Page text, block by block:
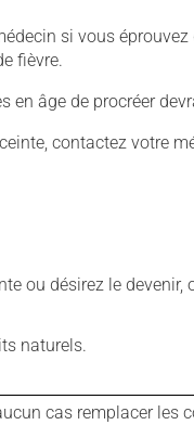
si vous
fièvre.
âge de procréer
contactez votre
ou désirez le devenir,
naturels.
cas remplacer les